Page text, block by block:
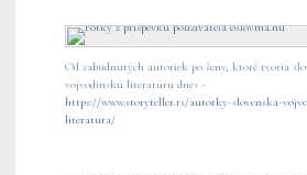
Od zabudnutých autoriek po ženy, ktoré tvoria
vojvodinskú literatúru dnes -
https://www.storyteller.rs/autorky-slovenska-
literatura/